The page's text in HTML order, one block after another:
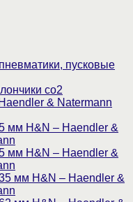
пусковые
со2
& Natermann
мм H&N – Haendler &
мм H&N – Haendler &
мм H&N – Haendler &